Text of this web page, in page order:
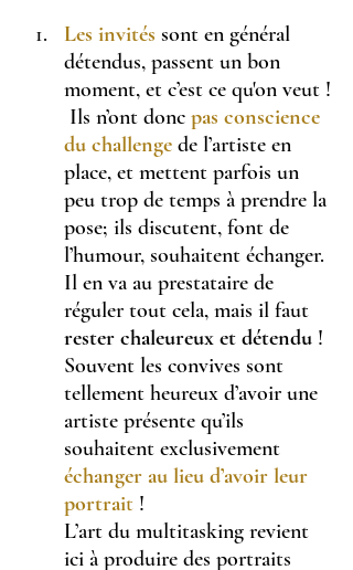
Les invités sont en général
détendus, passent un bon
moment, et c’est ce qu'on veut !
Ils n’ont donc pas conscience
du challenge de l’artiste en
place, et mettent parfois un
peu trop de temps à prendre la
pose; ils discutent, font de
l’humour, souhaitent échanger.
Il en va au prestataire de
réguler tout cela, mais il faut
rester chaleureux et détendu !
Souvent les convives sont
tellement heureux d’avoir une
artiste présente qu’ils
souhaitent exclusivement
échanger au lieu d’avoir leur
portrait !
L’art du multitasking revient
ici à produire des portraits